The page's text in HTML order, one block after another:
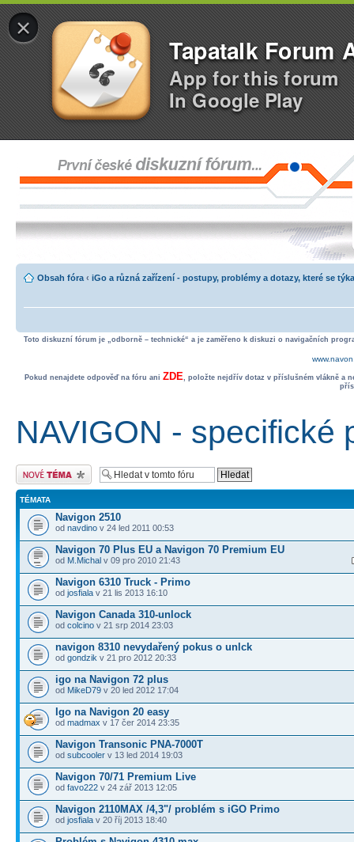
×
Tapatalk Forum
App for this forum
In Google Play
Obsah fóra ‹ iGo a různá zařízení - postupy, problémy a dotazy, které se
Toto diskuzní fórum je „odborně – technické“ a je zaměřeno k diskuzi o navigačních
Pokud nenajdete odpověď na fóru ani ZDE, položte nejdřív dotaz v příslušném vlákně a
NAVIGON - specifické
Odeslat nové téma
TÉMATA
Navigon 2510
od navdino v 24 led 2011 00:53
Navigon 70 Plus EU a Navigon 70 Premium EU
od M.Michal v 09 pro 2010 21:43
Navigon 6310 Truck - Primo
od josfiala v 21 lis 2013 16:10
Navigon Canada 310-unlock
od colcino v 21 srp 2014 23:03
navigon 8310 nevydařený pokus o unlck
od gondzik v 21 pro 2012 20:33
igo na Navigon 72 plus
od MikeD79 v 20 led 2012 17:04
Igo na Navigon 20 easy
od madmax v 17 čer 2014 23:35
Navigon Transonic PNA-7000T
od subcooler v 13 led 2014 19:03
Navigon 70/71 Premium Live
od favo222 v 24 zář 2013 12:05
Navigon 2110MAX /4,3"/ problém s iGO Primo
od josfiala v 20 říj 2013 18:40